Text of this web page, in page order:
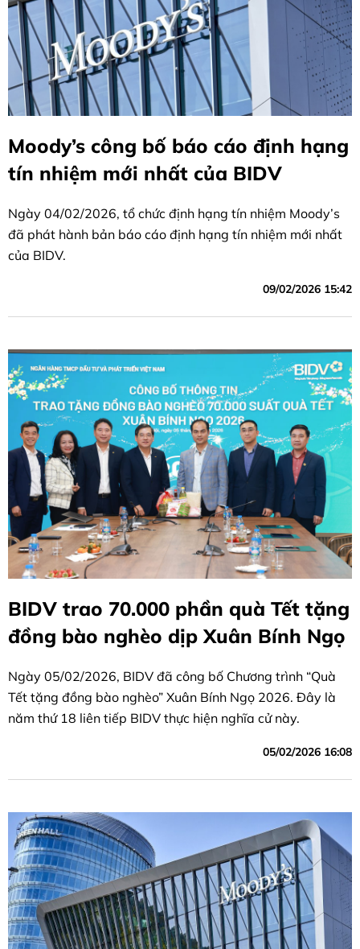
Moody’s công bố báo cáo định hạng
tín nhiệm mới nhất của BIDV
Ngày 04/02/2026, tổ chức định hạng tín nhiệm Moody’s
đã phát hành bản báo cáo định hạng tín nhiệm mới nhất
của BIDV.
09/02/2026 15:42
BIDV trao 70.000 phần quà Tết tặng
đồng bào nghèo dịp Xuân Bính Ngọ
Ngày 05/02/2026, BIDV đã công bố Chương trình “Quà
Tết tặng đồng bào nghèo” Xuân Bính Ngọ 2026. Đây là
năm thứ 18 liên tiếp BIDV thực hiện nghĩa cử này.
05/02/2026 16:08